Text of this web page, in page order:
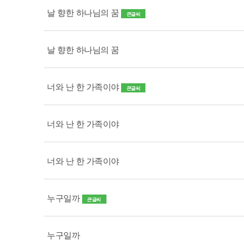
날 향한 하나님의 꿈 큰글씨
날 향한 하나님의 꿈
너와 난 한 가족이야 큰글씨
너와 난 한 가족이야
너와 난 한 가족이야
누구일까 큰글씨
누구일까